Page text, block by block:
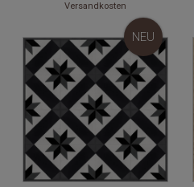
Versandkosten
NEU